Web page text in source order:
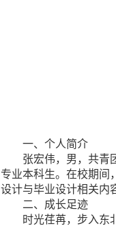
一、个人简介
张宏伟，男，共青
专业本科生。在校期间
设计与毕业设计相关内
二、成长足迹
时光荏苒，步入东